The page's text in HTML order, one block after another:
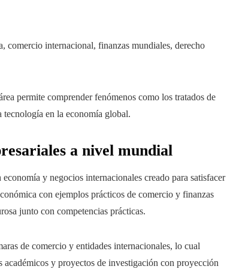
comercio internacional, finanzas mundiales, derecho
permite comprender fenómenos como los tratados de
en la economía global.
a nivel mundial
y negocios internacionales creado para satisfacer
con ejemplos prácticos de comercio y finanzas
junto con competencias prácticas.
de comercio y entidades internacionales, lo cual
y proyectos de investigación con proyección